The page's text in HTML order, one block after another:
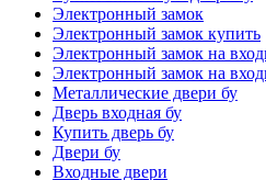
Электронный замок
Электронный замок купить
Электронный замок на
Электронный замок на
Металлические двери бу
Дверь входная бу
Купить дверь бу
Двери бу
Входные двери